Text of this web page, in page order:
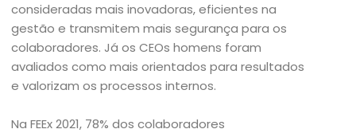
consideradas mais inovadoras, eficientes na
gestão e transmitem mais segurança para os
colaboradores. Já os CEOs homens foram
avaliados como mais orientados para resultados
e valorizam os processos internos.
Na FEEx 2021, 78% dos colaboradores